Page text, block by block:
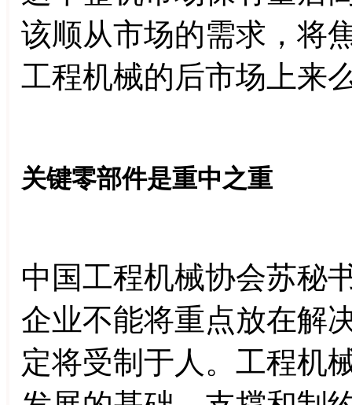
该顺从市场的需求，将
工程机械的后市场上
关键零部件是重中之重
中国工程机械协会苏秘
企业不能将重点放在解
定将受制于人。工程机